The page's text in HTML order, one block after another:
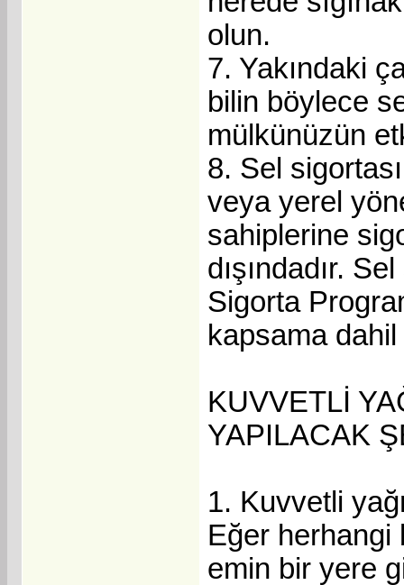
olun.
7. Yakındaki
bilin böylece
mülkünüzün
8. Sel
veya yerel
sahiplerine
dışındadır.
Sigorta
kapsama
KUVVETLİ
YAPILACAK
1. Kuvvetli
Eğer herhangi
emin bir yere